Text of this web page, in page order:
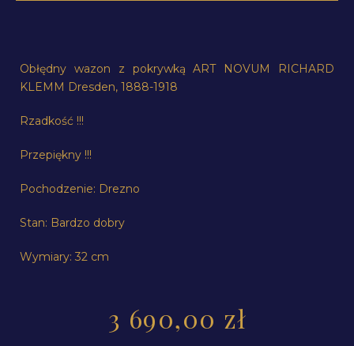
Obłędny wazon z pokrywką ART NOVUM RICHARD
KLEMM Dresden, 1888-1918
Rzadkość !!!
Przepiękny !!!
Pochodzenie: Drezno
Stan: Bardzo dobry
Wymiary: 32 cm
3 690,00 zł